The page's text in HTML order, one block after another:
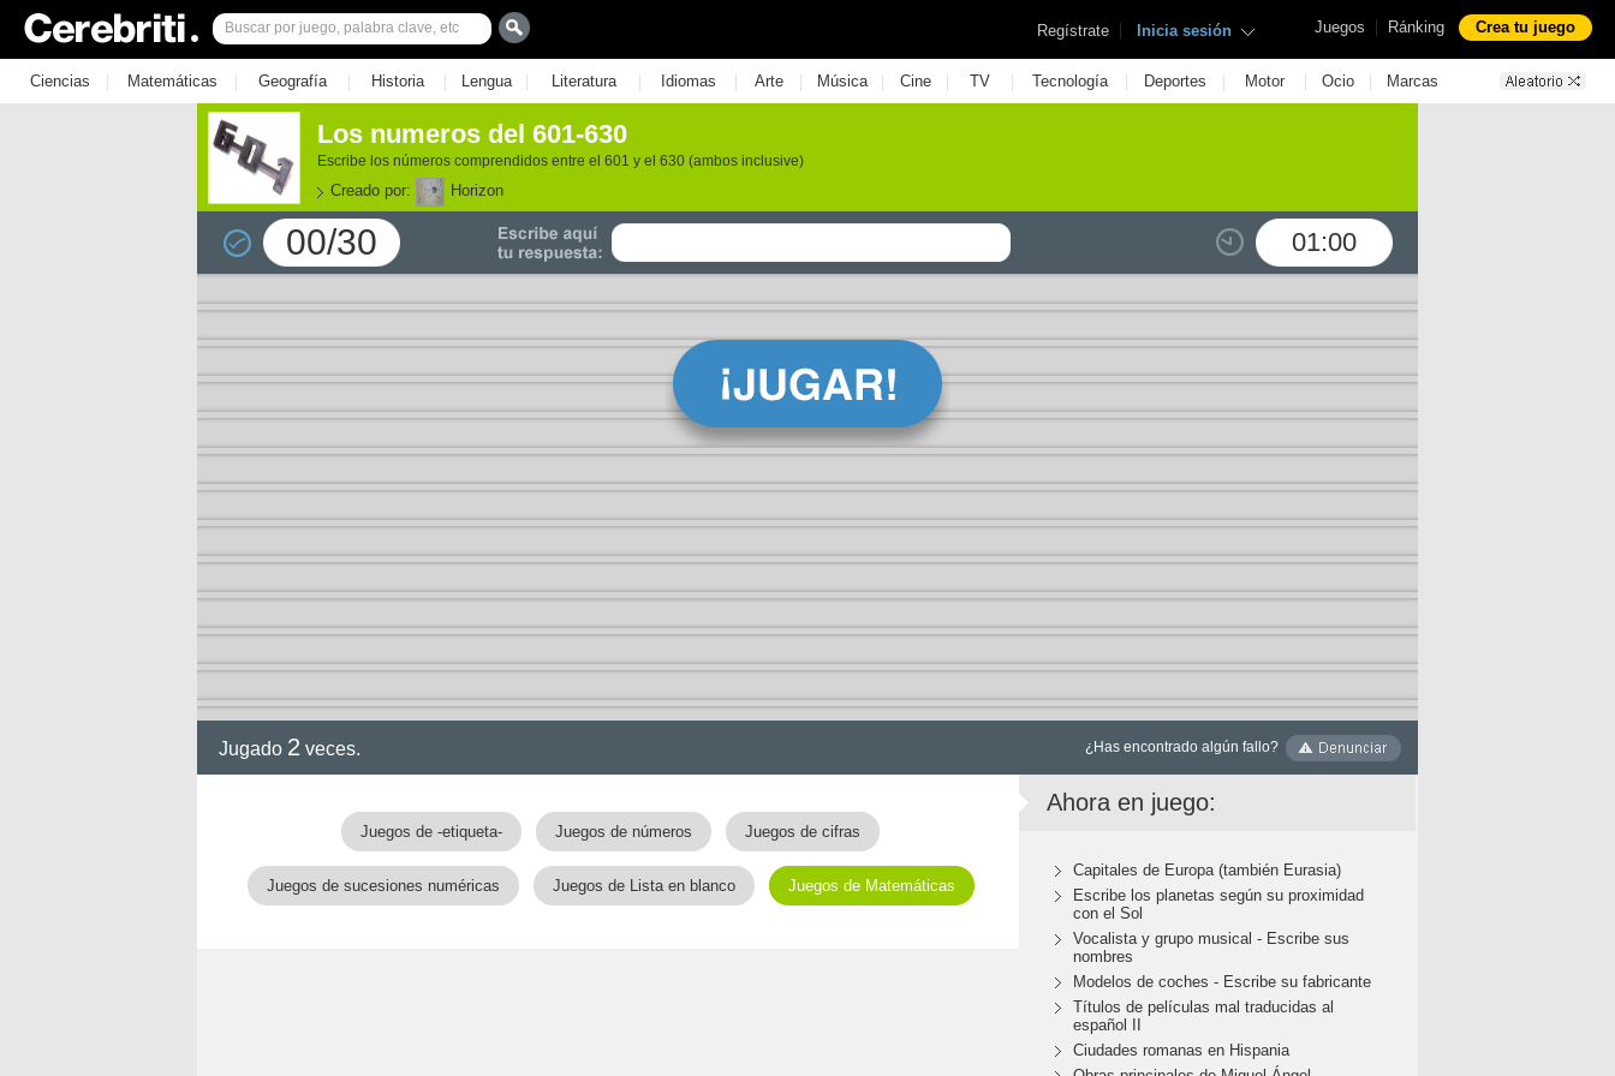
Juegos | Ránking Crea tu juego
Regístrate | Inicia sesión
Ciencias | Matemáticas | Geografía | Historia | Lengua | Literatura | Idiomas | Arte | Música | Cine | TV | Tecnología | Deportes | Motor | Ocio | Marcas
Los numeros del 601-630
Escribe los números comprendidos entre el 601 y el 630 (ambos inclusive)
Creado por: Horizon
00/30 01:00
Jugado 2 veces. ¿Has encontrado algún fallo?
Juegos de -etiqueta- Juegos de números Juegos de cifras
Juegos de sucesiones numéricas Juegos de Lista en blanco Juegos de Matemáticas
Ahora en juego:
Capitales de Europa (también Eurasia)
Escribe los planetas según su proximidad
con el Sol
Vocalista y grupo musical - Escribe sus
nombres
Modelos de coches - Escribe su fabricante
Títulos de películas mal traducidas al
español II
Ciudades romanas en Hispania